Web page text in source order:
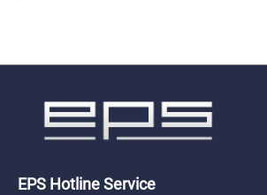
EPS Hotline Service